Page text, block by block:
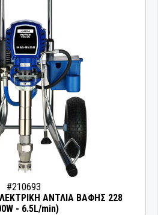
#210693
ΑΝΤΛΙΑ ΒΑΦΗΣ 228
- 6.5L/min)